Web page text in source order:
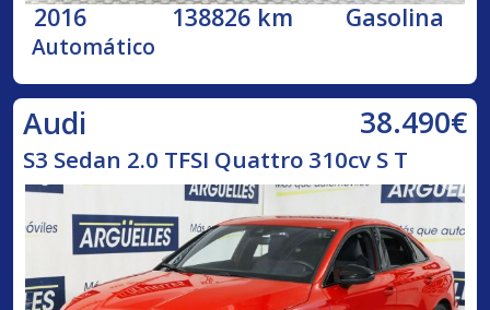
2016 138826 km Gasolina
Automático
Audi 38.490€
S3 Sedan 2.0 TFSI Quattro 310cv S T